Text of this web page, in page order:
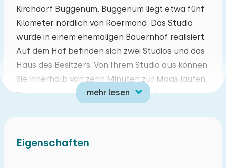
Kirchdorf Buggenum. Buggenum liegt etwa fünf
Kilometer nördlich von Roermond. Das Studio
wurde in einem ehemaligen Bauernhof realisiert.
Auf dem Hof ​​befinden sich zwei Studios und das
Haus des Besitzers. Von Ihrem Studio aus können
Sie innerhalb von zehn Minuten zur Maas laufen,
im Veerhuis eine Tasse Kaffee oder Tee trinken
"Angelplätze". Von Buggenum aus lohnt es sich,
mehr lesen
03 04 05 06 07 08 09
10 11 12 13 14 15 16
17 18 19 20 21 22 23
Eigenschaften